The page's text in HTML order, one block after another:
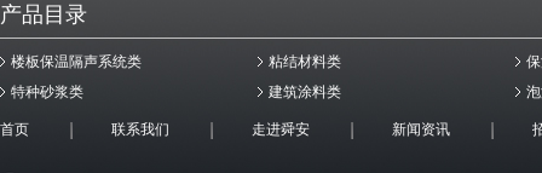
产品目录
楼板保温隔声系统类 粘结材料类
特种砂浆类
建筑涂料类
首页 联系我们 走进舜安 新闻资讯